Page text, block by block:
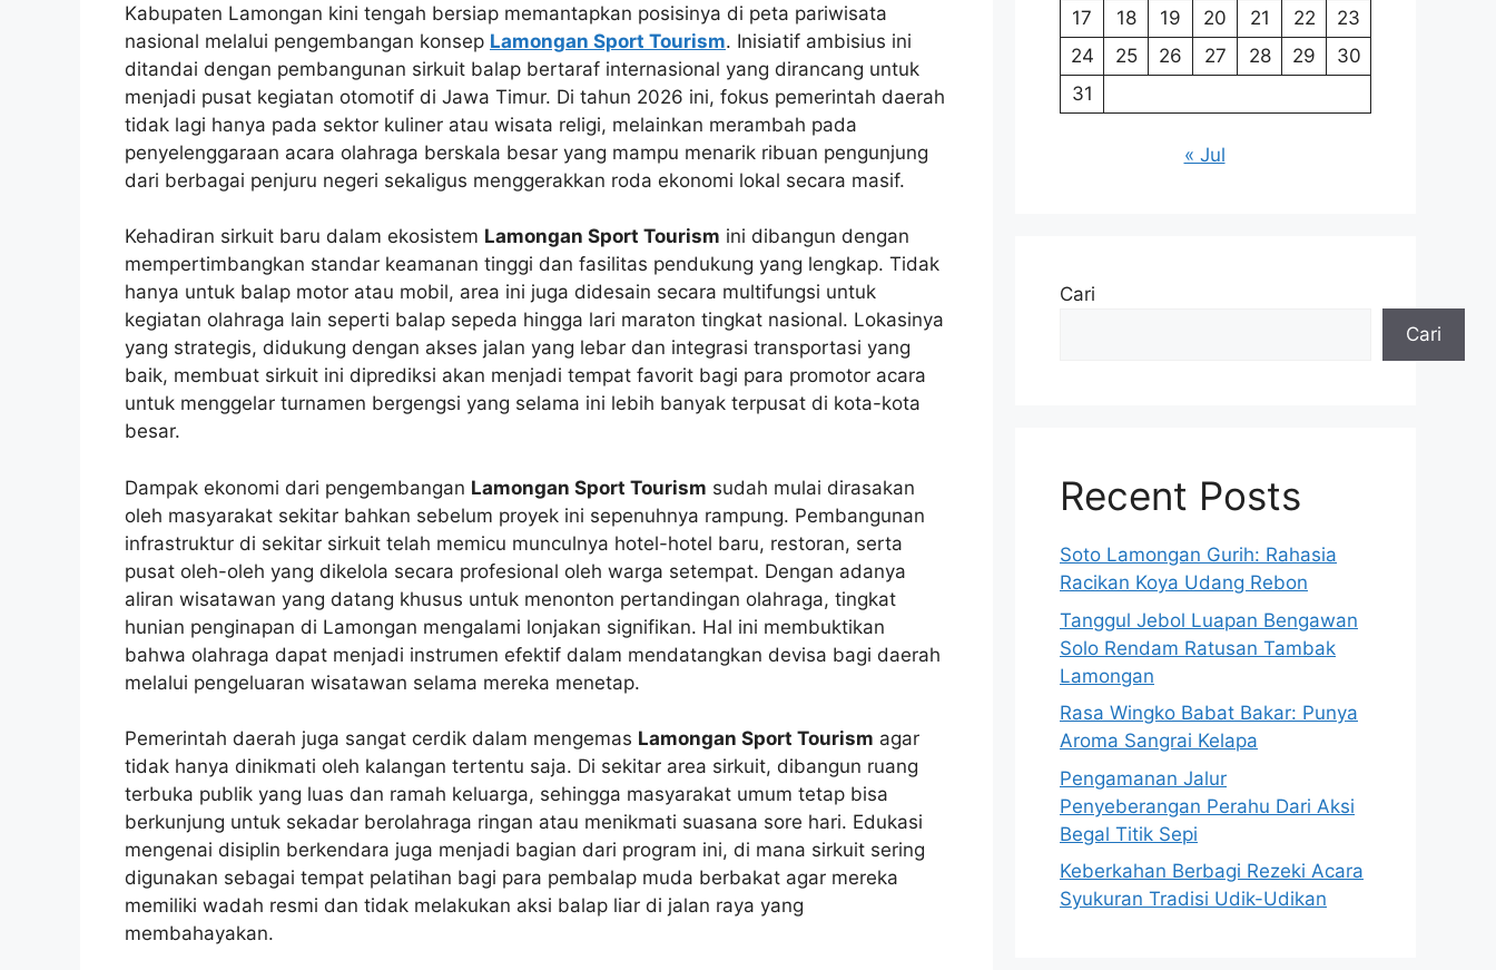
Kabupaten Lamongan kini tengah bersiap memantapkan posisinya di peta pariwisata
nasional melalui pengembangan konsep Lamongan Sport Tourism. Inisiatif ambisius ini
ditandai dengan pembangunan sirkuit balap bertaraf internasional yang dirancang untuk
menjadi pusat kegiatan otomotif di Jawa Timur. Di tahun 2026 ini, fokus pemerintah daerah
tidak lagi hanya pada sektor kuliner atau wisata religi, melainkan merambah pada
penyelenggaraan acara olahraga berskala besar yang mampu menarik ribuan pengunjung
dari berbagai penjuru negeri sekaligus menggerakkan roda ekonomi lokal secara masif.
Kehadiran sirkuit baru dalam ekosistem Lamongan Sport Tourism ini dibangun dengan
mempertimbangkan standar keamanan tinggi dan fasilitas pendukung yang lengkap. Tidak
hanya untuk balap motor atau mobil, area ini juga didesain secara multifungsi untuk
kegiatan olahraga lain seperti balap sepeda hingga lari maraton tingkat nasional. Lokasinya
yang strategis, didukung dengan akses jalan yang lebar dan integrasi transportasi yang
baik, membuat sirkuit ini diprediksi akan menjadi tempat favorit bagi para promotor acara
untuk menggelar turnamen bergengsi yang selama ini lebih banyak terpusat di kota-kota
besar.
Dampak ekonomi dari pengembangan Lamongan Sport Tourism sudah mulai dirasakan
oleh masyarakat sekitar bahkan sebelum proyek ini sepenuhnya rampung. Pembangunan
infrastruktur di sekitar sirkuit telah memicu munculnya hotel-hotel baru, restoran, serta
pusat oleh-oleh yang dikelola secara profesional oleh warga setempat. Dengan adanya
aliran wisatawan yang datang khusus untuk menonton pertandingan olahraga, tingkat
hunian penginapan di Lamongan mengalami lonjakan signifikan. Hal ini membuktikan
bahwa olahraga dapat menjadi instrumen efektif dalam mendatangkan devisa bagi daerah
melalui pengeluaran wisatawan selama mereka menetap.
Pemerintah daerah juga sangat cerdik dalam mengemas Lamongan Sport Tourism agar
tidak hanya dinikmati oleh kalangan tertentu saja. Di sekitar area sirkuit, dibangun ruang
terbuka publik yang luas dan ramah keluarga, sehingga masyarakat umum tetap bisa
berkunjung untuk sekadar berolahraga ringan atau menikmati suasana sore hari. Edukasi
mengenai disiplin berkendara juga menjadi bagian dari program ini, di mana sirkuit sering
digunakan sebagai tempat pelatihan bagi para pembalap muda berbakat agar mereka
memiliki wadah resmi dan tidak melakukan aksi balap liar di jalan raya yang
membahayakan.
17
18 19 20 21 22
23
24
25 26 27 28 29
30
31
« Jul
Cari
Cari
Recent Posts
Soto Lamongan Gurih: Rahasia
Racikan Koya Udang Rebon
Tanggul Jebol Luapan Bengawan
Solo Rendam Ratusan Tambak
Lamongan
Rasa Wingko Babat Bakar: Punya
Aroma Sangrai Kelapa
Pengamanan Jalur
Penyeberangan Perahu Dari Aksi
Begal Titik Sepi
Keberkahan Berbagi Rezeki Acara
Syukuran Tradisi Udik-Udikan